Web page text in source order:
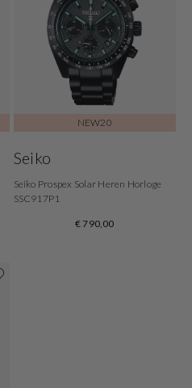
NEW20
Seiko
Seiko Prospex Solar Heren Horloge
SSC917P1
€ 790,00